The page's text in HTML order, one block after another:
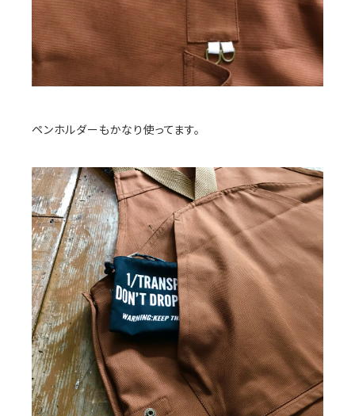
ペンホルダーもかなり使ってます。